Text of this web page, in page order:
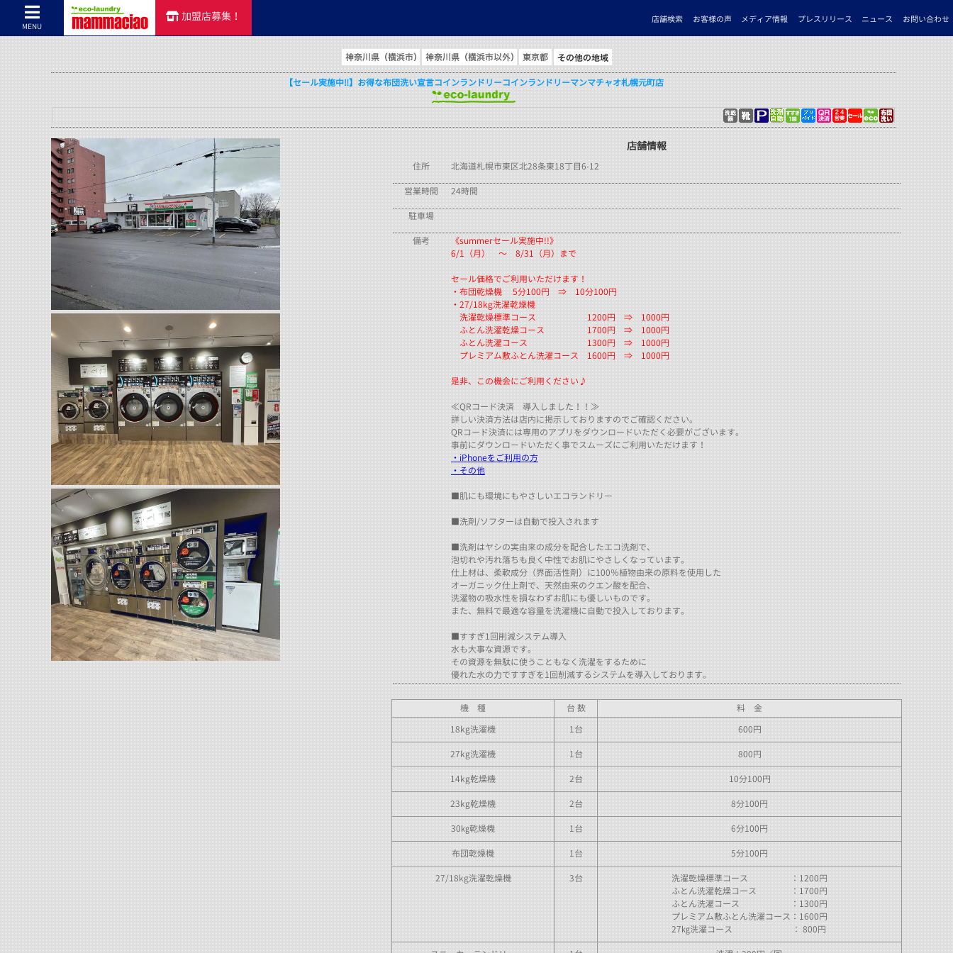
MENU
加盟店募集！ 店舗検索 お客様の声 メディア情報 プレスリリース ニュース お問い合わせ
コインランドリーのマンマチャオTOP>コインランドリーのマンマチャオとは > 【セール実施中‼】お得な布団洗い宣言コインランドリーコインランドリーマンマチャオ札幌元町店
【セール実施中‼】お得な布団洗い宣言コインランドリーコインランドリーマンマチャオ札幌元町店
店舗情報
住所 北海道札幌市東区北28条東18丁目6-12
営業時間 24時間
駐車場
備考
《summerセール実施中!!》
6/1（月） ～ 8/31（月）まで
セール価格でご利用いただけます！
・布団乾燥機 5分100円 ⇒ 10分100円
・27/18kg洗濯乾燥機
洗濯乾燥標準コース 1200円 ⇒ 1000円
ふとん洗濯乾燥コース 1700円 ⇒ 1000円
ふとん洗濯コース 1300円 ⇒ 1000円
プレミアム敷ふとん洗濯コース 1600円 ⇒ 1000円
是非、この機会にご利用ください♪
≪QRコード決済 導入しました！！≫
詳しい決済方法は店内に掲示しておりますのでご確認ください。
QRコード決済には専用のアプリをダウンロードいただく必要がございます。
事前にダウンロードいただく事でスムーズにご利用いただけます！
・iPhoneをご利用の方
・その他
■肌にも環境にもやさしいエコランドリー
■洗剤/ソフターは自動で投入されます
■洗剤はヤシの実由来の成分を配合したエコ洗剤で、
泡切れや汚れ落ちも良く中性でお肌にやさしくなっています。
仕上材は、柔軟成分（界面活性剤）に100％植物由来の原料を使用した
オーガニック仕上剤で、天然由来のクエン酸を配合、
洗濯物の吸水性を損なわずお肌にも優しいものです。
また、無料で最適な容量を洗濯機に自動で投入しております。
■すすぎ1回削減システム導入
水も大事な資源です。
その資源を無駄に使うこともなく洗濯をするために
優れた水の力ですすぎを1回削減するシステムを導入しております。
機 種 台 数
料 金
18kg洗濯機
1台 600円
27kg洗濯機 1台 800円
14kg乾燥機 2台 10分100円
23kg乾燥機 2台 8分100円
30㎏乾燥機 1台 6分100円
布団乾燥機 1台 5分100円
27/18kg洗濯乾燥機 3台
洗濯乾燥標準コース ：1200円
ふとん洗濯乾燥コース ：1700円
ふとん洗濯コース ：1300円
プレミアム敷ふとん洗濯コース：1600円
27㎏洗濯コース ： 800円